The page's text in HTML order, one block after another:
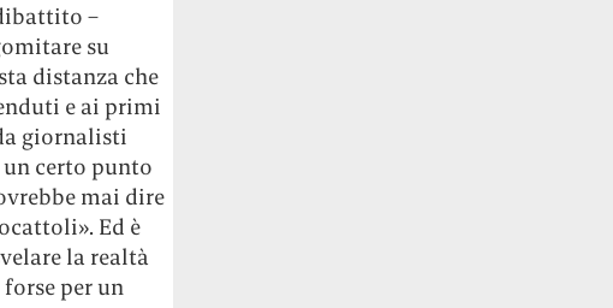
–
su
distanza che
e ai primi
giornalisti
certo punto
mai dire
Ed è
la realtà
per un